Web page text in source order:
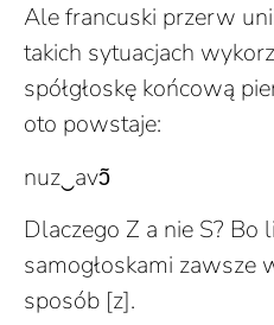
Ale francuski przerw
takich sytuacjach
spółgłoskę końcową
oto powstaje:
nuz‿avɔ̃
Dlaczego Z a nie S?
samogłoskami
sposób [z].